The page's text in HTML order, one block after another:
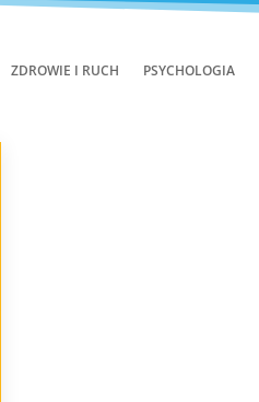
ZDROWIE I RUCH PSYCHOLOGIA